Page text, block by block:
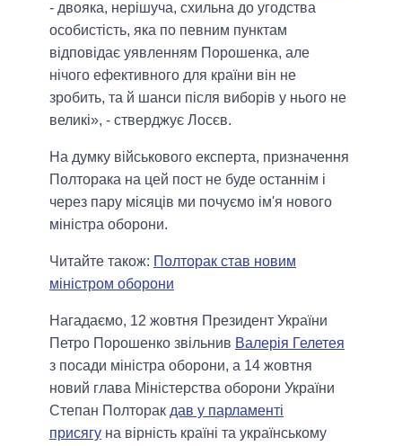
- двояка, нерішуча, схильна до угодства
особистість, яка по певним пунктам
відповідає уявленням Порошенка, але
нічого ефективного для країни він не
зробить, та й шанси після виборів у нього не
великі», - стверджує Лосєв.
На думку військового експерта, призначення
Полторака на цей пост не буде останнім і
через пару місяців ми почуємо ім'я нового
міністра оборони.
Читайте також: Полторак став новим
міністром оборони
Нагадаємо, 12 жовтня Президент України
Петро Порошенко звільнив Валерія Гелетея
з посади міністра оборони, а 14 жовтня
новий глава Міністерства оборони України
Степан Полторак дав у парламенті
присягу на вірність країні та українському